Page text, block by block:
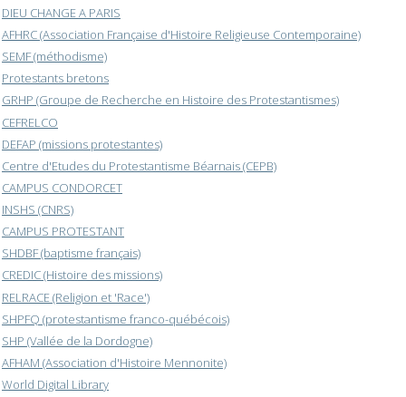
DIEU CHANGE A PARIS
AFHRC (Association Française d'Histoire Religieuse Contemporaine)
SEMF (méthodisme)
Protestants bretons
GRHP (Groupe de Recherche en Histoire des Protestantismes)
CEFRELCO
DEFAP (missions protestantes)
Centre d'Etudes du Protestantisme Béarnais (CEPB)
CAMPUS CONDORCET
INSHS (CNRS)
CAMPUS PROTESTANT
SHDBF (baptisme français)
CREDIC (Histoire des missions)
RELRACE (Religion et 'Race')
SHPFQ (protestantisme franco-québécois)
SHP (Vallée de la Dordogne)
AFHAM (Association d'Histoire Mennonite)
World Digital Library